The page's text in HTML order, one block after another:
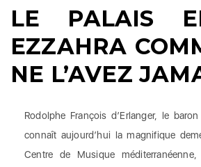
LE PALAIS
EZZAHRA
NE L’AVEZ
Rodolphe François d’Erlanger, le
connaît aujourd’hui la magnifique
Centre de Musique